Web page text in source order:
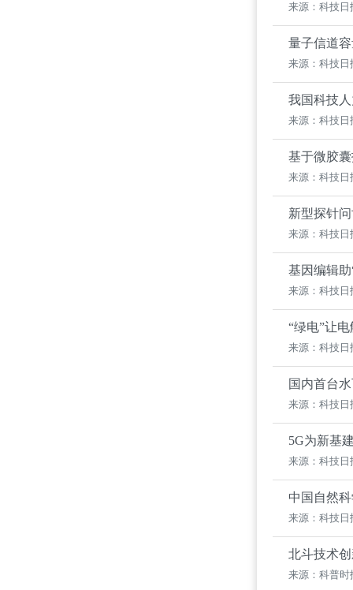
来源：科技日
量子信道
来源：科技日
我国科技
来源：科技日
基于微胶
来源：科技日
新型探针
来源：科技日
基因编辑
来源：科技日
“绿电”让
来源：科技日
国内首台
来源：科技日
5G为新基
来源：科技日
中国自然
来源：科技日
北斗技术
来源：科普时